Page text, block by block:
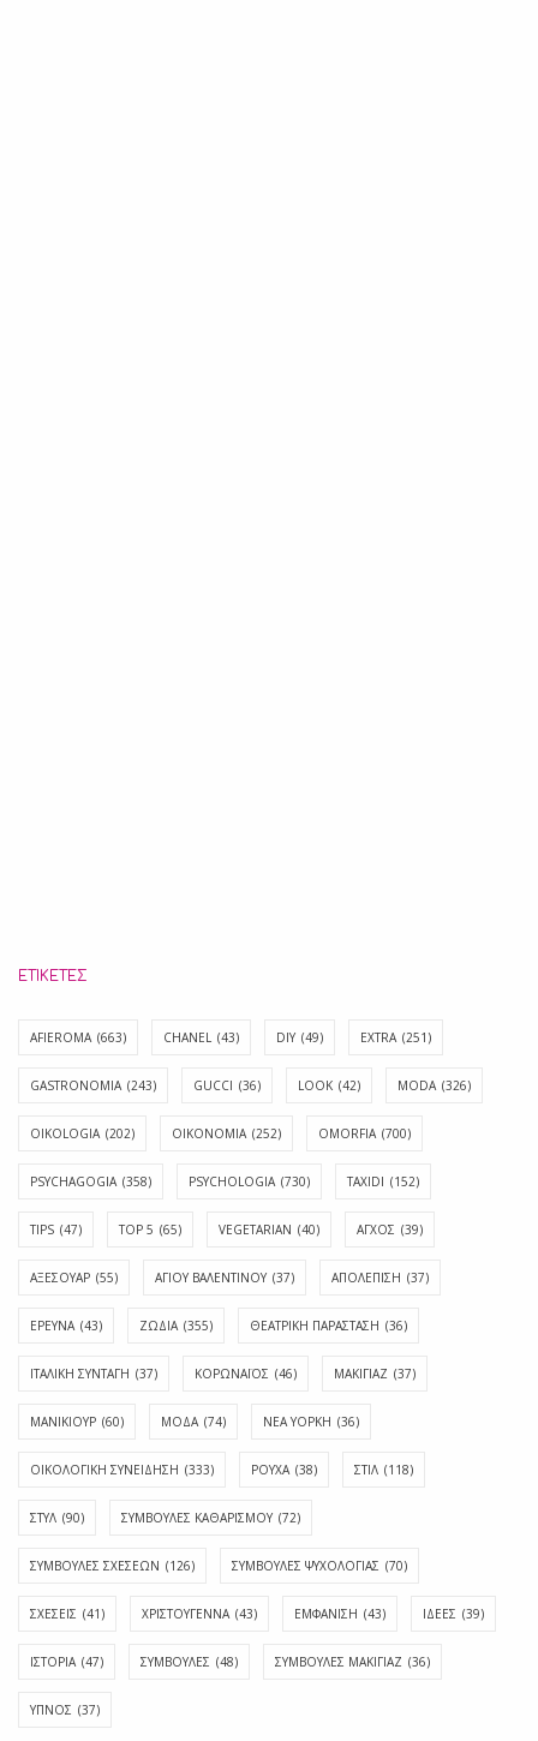
ΕΤΙΚΈΤΕΣ
AFIEROMA (663) CHANEL (43) DIY (49) EXTRA (251)
GASTRONOMIA (243) GUCCI (36) LOOK (42) MODA (326)
OIKOLOGIA (202) OIKONOMIA (252) OMORFIA (700)
PSYCHAGOGIA (358) PSYCHOLOGIA (730) TAXIDI (152)
TIPS (47) TOP 5 (65) VEGETARIAN (40) ΑΓΧΟΣ (39)
ΑΞΕΣΟΥΑΡ (55) ΑΓΊΟΥ ΒΑΛΕΝΤΊΝΟΥ (37) ΑΠΟΛΈΠΙΣΗ (37)
ΕΡΕΥΝΑ (43) ΖΩΔΙΑ (355) ΘΕΑΤΡΙΚΗ ΠΑΡΑΣΤΑΣΗ (36)
ΙΤΑΛΙΚΗ ΣΥΝΤΑΓΗ (37) ΚΟΡΩΝΑΪΟΣ (46) ΜΑΚΙΓΙΑΖ (37)
ΜΑΝΙΚΙΟΥΡ (60) ΜΟΔΑ (74) ΝΕΑ ΥΟΡΚΗ (36)
ΟΙΚΟΛΟΓΙΚΗ ΣΥΝΕΙΔΗΣΗ (333) ΡΟΥΧΑ (38) ΣΤΙΛ (118)
ΣΤΥΛ (90) ΣΥΜΒΟΥΛΕΣ ΚΑΘΑΡΙΣΜΟΥ (72)
ΣΥΜΒΟΥΛΕΣ ΣΧΕΣΕΩΝ (126) ΣΥΜΒΟΥΛΕΣ ΨΥΧΟΛΟΓΙΑΣ (70)
ΣΧΕΣΕΙΣ (41) ΧΡΙΣΤΟΥΓΕΝΝΑ (43) ΕΜΦΆΝΙΣΗ (43) ΙΔΈΕΣ (39)
ΙΣΤΟΡΊΑ (47) ΣΥΜΒΟΥΛΈΣ (48) ΣΥΜΒΟΥΛΈΣ ΜΑΚΙΓΙΆΖ (36)
ΎΠΝΟΣ (37)